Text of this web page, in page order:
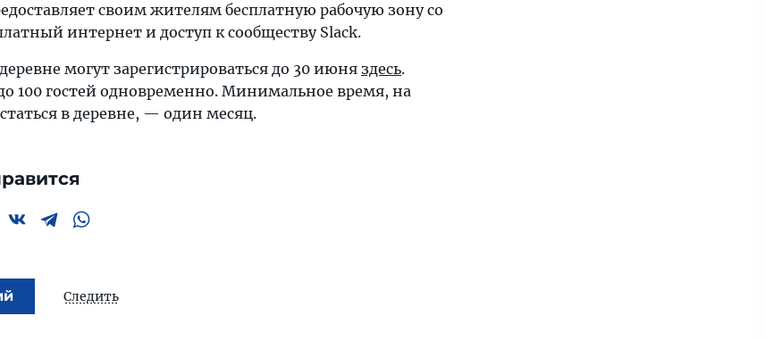
своим жителям бесплатную рабочую зону со
интернет и доступ к сообществу Slack.
могут зарегистрироваться до 30 июня здесь.
100 гостей одновременно. Минимальное время, на
в деревне, — один месяц.
Следить